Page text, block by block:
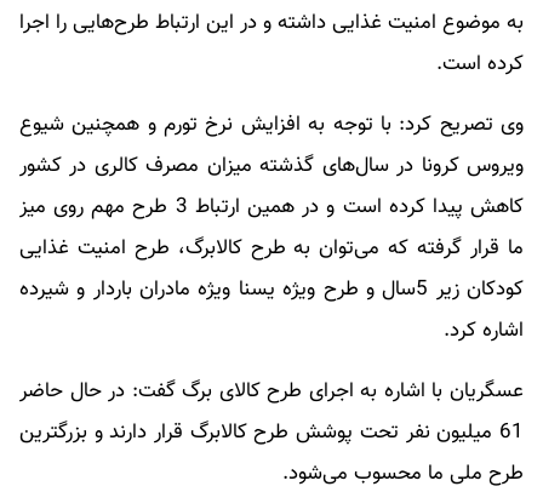
به موضوع امنیت غذایی داشته و در این ارتباط طرح‌هایی را اجرا
کرده است.
وی تصریح کرد: با توجه به افزایش نرخ تورم و همچنین شیوع
ویروس کرونا در سال‌های گذشته میزان مصرف کالری در کشور
کاهش پیدا کرده است و در همین ارتباط 3 طرح مهم روی میز
ما قرار گرفته که می‌توان به طرح کالابرگ، طرح امنیت غذایی
کودکان زیر 5سال و طرح ویژه یسنا ویژه مادران باردار و شیرده
اشاره کرد.
عسگریان با اشاره به اجرای طرح کالای برگ گفت: در حال حاضر
61 میلیون نفر تحت پوشش طرح کالابرگ قرار دارند و بزرگترین
طرح ملی ما محسوب می‌شود.